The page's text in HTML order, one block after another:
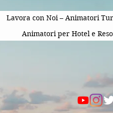
Lavora con Noi – Animatori
Animatori per Hotel e